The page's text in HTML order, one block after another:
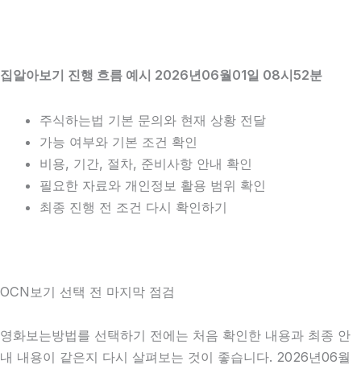
집알아보기 진행 흐름 예시 2026년06월01일 08시52분
주식하는법 기본 문의와 현재 상황 전달
가능 여부와 기본 조건 확인
비용, 기간, 절차, 준비사항 안내 확인
필요한 자료와 개인정보 활용 범위 확인
최종 진행 전 조건 다시 확인하기
OCN보기 선택 전 마지막 점검
영화보는방법를 선택하기 전에는 처음 확인한 내용과 최종 안
내 내용이 같은지 다시 살펴보는 것이 좋습니다. 2026년06월